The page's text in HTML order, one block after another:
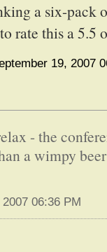
a six-pack
rate this a 5.5
19, 2007
- the
a wimpy
06:36 PM